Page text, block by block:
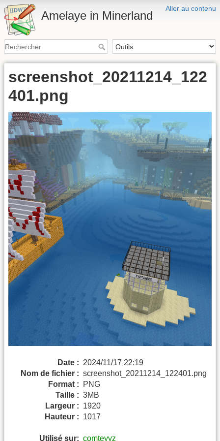
Aller au contenu
Amelaye in Minerland
screenshot_20211214_122
401.png
Date : 2024/11/17 22:19
Nom de fichier : screenshot_20211214_122401.png
Format :
PNG
Taille : 3MB
Largeur : 1920
Hauteur : 1017
Utilisé sur: comteyyz